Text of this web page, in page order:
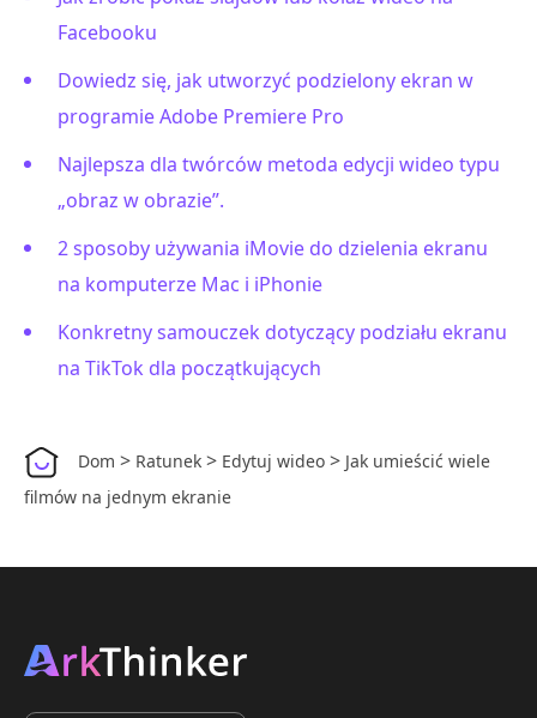
Facebooku
Dowiedz się, jak utworzyć podzielony ekran w
programie Adobe Premiere Pro
Najlepsza dla twórców metoda edycji wideo typu
„obraz w obrazie”.
2 sposoby używania iMovie do dzielenia ekranu
na komputerze Mac i iPhonie
Konkretny samouczek dotyczący podziału ekranu
na TikTok dla początkujących
Dom > Ratunek > Edytuj wideo > Jak umieścić wiele
filmów na jednym ekranie